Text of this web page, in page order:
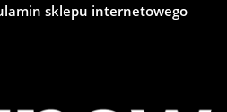
sklepu internetowego